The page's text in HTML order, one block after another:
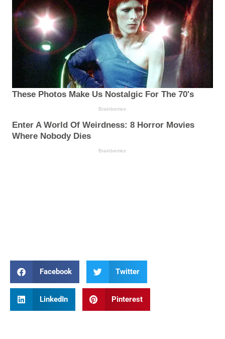
Facebook Twitter
LinkedIn Pinterest